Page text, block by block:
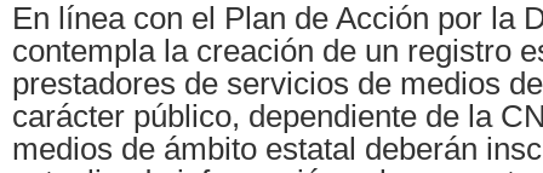
En línea con el Plan de Acción por la
contempla la creación de un registro
prestadores de servicios de medios
carácter público, dependiente de la
medios de ámbito estatal deberán